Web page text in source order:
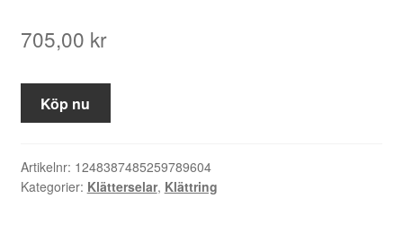
705,00 kr
Köp nu
Artikelnr: 1248387485259789604
Kategorier: Klätterselar, Klättring